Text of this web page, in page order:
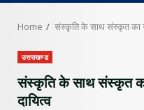
Home संस्कृति के साथ संस्कृत का
उत्तराखण्ड
संस्कृति के साथ संस्कृत का
दायित्व